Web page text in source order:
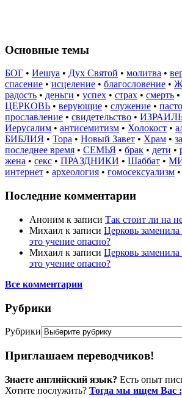
Основные темы
БОГ • Иешуа • Дух Святой • молитва •
спасение • исцеление • благословение •
радость • деньги • успех • страх • смерть •
ЦЕРКОВЬ • верующие • служение •
прославление • свидетельство •
Иерусалим • антисемитизм • Холокост •
БИБЛИЯ • Тора • Новый Завет • Храм •
последнее время • СЕМЬЯ • брак • дети •
жена • секс • ПРАЗДНИКИ • Шаббат •
интернет • археология • гомосексуализм •
Последние комментарии
Аноним к записи Так стоит ли на
Михаил к записи Церковь
это учение опасно?
Михаил к записи Церковь
это учение опасно?
Все комментарии
Рубрики
Рубрики
Приглашаем переводчиков!
Знаете английский язык? Есть опыт
Хотите послужить? Тогда мы ищем Вас